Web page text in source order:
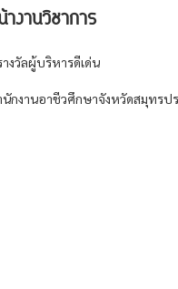
งานวิชาการ
งวัลผู้บริหารดีเด่น
นักงานอาชีวศึกษาจังหวัดสมุทรป